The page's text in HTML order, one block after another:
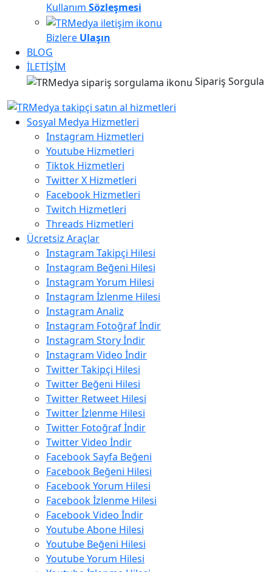
Kullanım Sözleşmesi
Bizlere Ulaşın
BLOG
İLETİŞİM
Sipariş Sorgula
Sosyal Medya Hizmetleri
Instagram Hizmetleri
Youtube Hizmetleri
Tiktok Hizmetleri
Twitter X Hizmetleri
Facebook Hizmetleri
Twitch Hizmetleri
Threads Hizmetleri
Ücretsiz Araçlar
Instagram Takipçi Hilesi
Instagram Beğeni Hilesi
Instagram Yorum Hilesi
Instagram İzlenme Hilesi
Instagram Analiz
Instagram Fotoğraf İndir
Instagram Story İndir
Instagram Video İndir
Twitter Takipçi Hilesi
Twitter Beğeni Hilesi
Twitter Retweet Hilesi
Twitter İzlenme Hilesi
Twitter Fotoğraf İndir
Twitter Video İndir
Facebook Sayfa Beğeni
Facebook Beğeni Hilesi
Facebook Yorum Hilesi
Facebook İzlenme Hilesi
Facebook Video İndir
Youtube Abone Hilesi
Youtube Beğeni Hilesi
Youtube Yorum Hilesi